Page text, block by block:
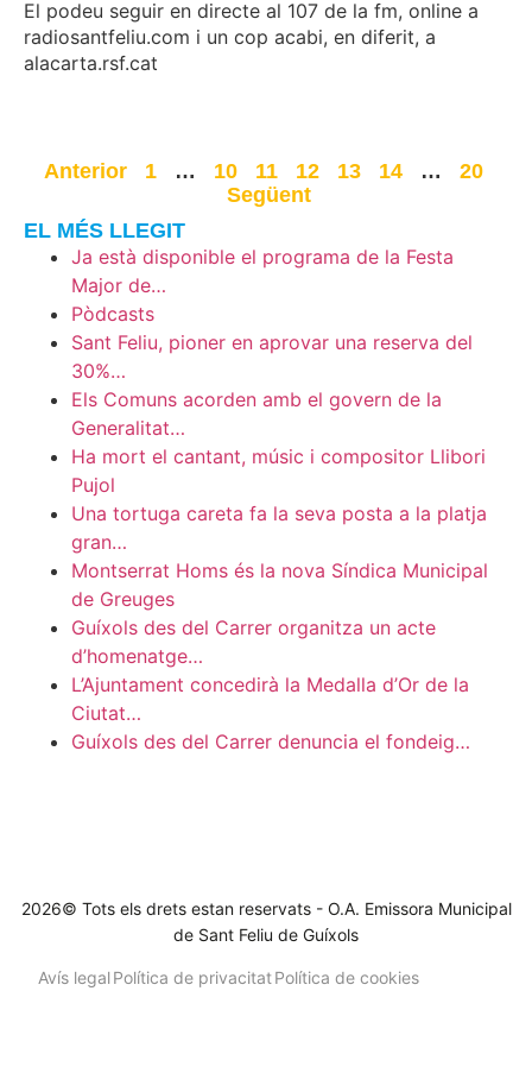
El podeu seguir en directe al 107 de la fm, online a
radiosantfeliu.com i un cop acabi, en diferit, a
alacarta.rsf.cat
Anterior 1 … 10 11 12 13 14 …
20
Següent
EL MÉS LLEGIT
Ja està disponible el programa de la Festa
Major de…
Pòdcasts
Sant Feliu, pioner en aprovar una reserva del
30%…
Els Comuns acorden amb el govern de la
Generalitat…
Ha mort el cantant, músic i compositor Llibori
Pujol
Una tortuga careta fa la seva posta a la platja
gran…
Montserrat Homs és la nova Síndica Municipal
de Greuges
Guíxols des del Carrer organitza un acte
d’homenatge…
L’Ajuntament concedirà la Medalla d’Or de la
Ciutat…
Guíxols des del Carrer denuncia el fondeig…
2026© Tots els drets estan reservats - O.A. Emissora Municipal
de Sant Feliu de Guíxols
Avís legalPolítica de privacitatPolítica de cookies